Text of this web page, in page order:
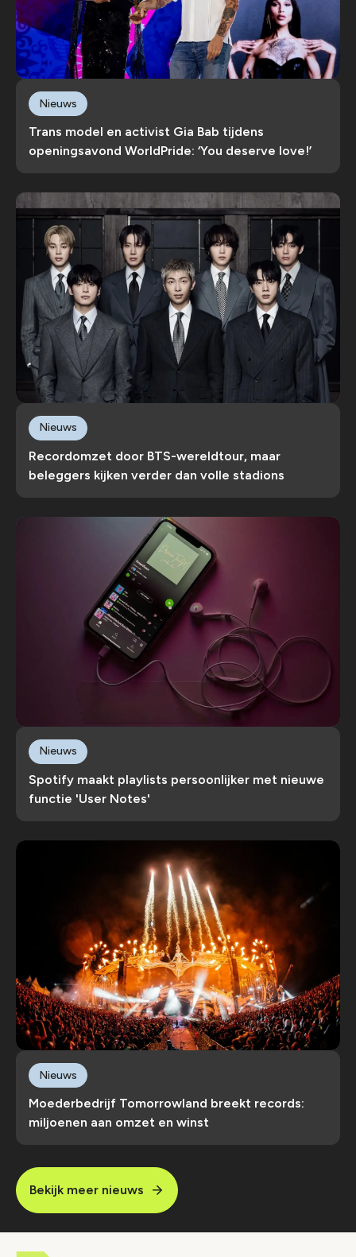
Trans model en activist Gia Bab tijdens
openingsavond WorldPride: ‘You deserve love!’
Nieuws
Recordomzet door BTS-wereldtour, maar
beleggers kijken verder dan volle stadions
Nieuws
Spotify maakt playlists persoonlijker met nieuwe
functie 'User Notes'
Nieuws
Moederbedrijf Tomorrowland breekt records:
miljoenen aan omzet en winst
Nieuws
Bekijk meer nieuws